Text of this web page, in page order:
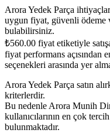
Arora Yedek Parça
uygun fiyat, güvenli ödeme
bulabilirsiniz.
₺560.00 fiyat etiketiyle
fiyat performans açısından
seçenekleri arasında yer
Arora Yedek Parça satın
kriterlerdir.
Bu nedenle Arora Munih
kullanıcılarının en çok
bulunmaktadır.